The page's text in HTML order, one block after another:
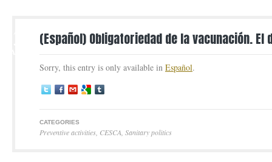
(Español) Obligatoriedad de la vacunación.
Sorry, this entry is only available in Español.
CATEGORIES
Preventive activities CESCA Sanitary politics